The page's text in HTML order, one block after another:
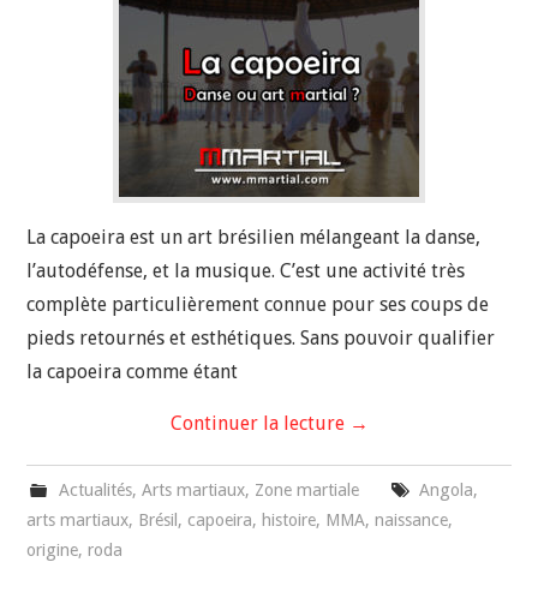
La capoeira est un art brésilien mélangeant la danse,
l’autodéfense, et la musique. C’est une activité très
complète particulièrement connue pour ses coups de
pieds retournés et esthétiques. Sans pouvoir qualifier
la capoeira comme étant
Continuer la lecture →
Actualités, Arts martiaux, Zone martiale Angola,
arts martiaux, Brésil , capoeira, histoire, MMA,naissance,
origine,roda